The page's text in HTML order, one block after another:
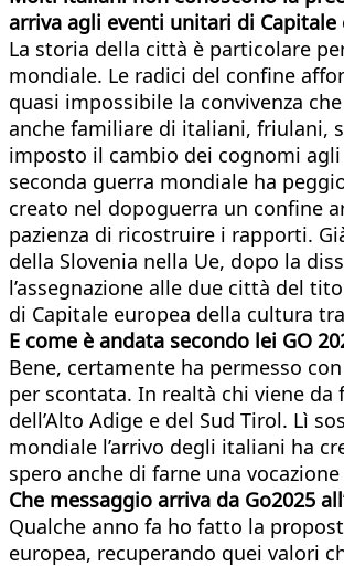
arriva agli eventi unitari di Capitale
La storia della città è particolare
mondiale. Le radici del confine
quasi impossibile la convivenza
anche familiare di italiani, friulani,
imposto il cambio dei cognomi
seconda guerra mondiale ha
creato nel dopoguerra un confine
pazienza di ricostruire i rapporti.
della Slovenia nella Ue, dopo la
l’assegnazione alle due città del
di Capitale europea della cultura
E come è andata secondo lei GO
Bene, certamente ha permesso
per scontata. In realtà chi viene da
dell’Alto Adige e del Sud Tirol. Lì
mondiale l’arrivo degli italiani ha
spero anche di farne una
Che messaggio arriva da Go2025
Qualche anno fa ho fatto la
europea, recuperando quei valori